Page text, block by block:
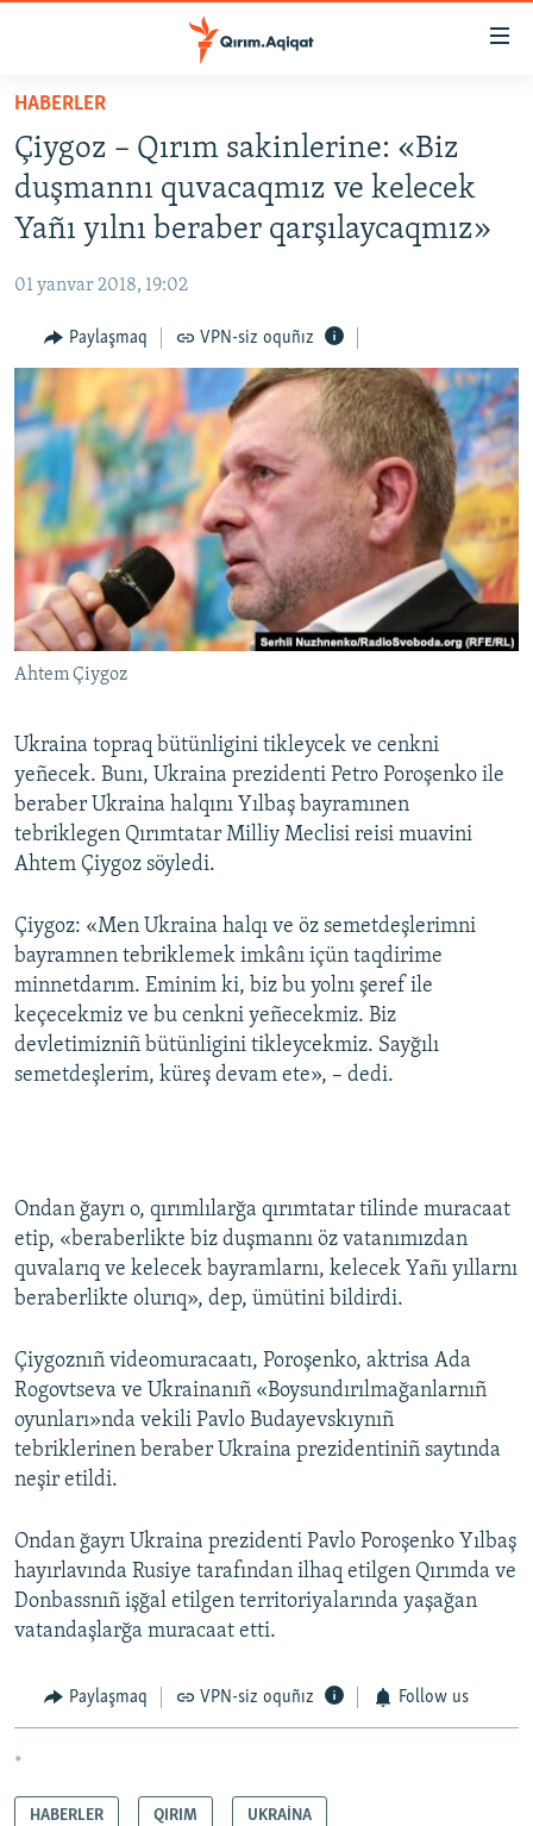
Esas
qaytmaq
Baş
navigatsiyağa
qaytmaq
Qıdıruvğa
qaytmaq
SİYASET
İQTİSADİYAT
MEDENİYET
İNSAN AQLARI
VİDEO
SÜRET
BLOGLAR
FİKİR
Русский
Українською
QOŞULIÑIZ!
RFE/RS bütün saytları
HABERLER
Çiygoz – Qırım sakinlerine: «Biz
duşmannı quvacaqmız ve kelecek
Yañı yılnı beraber qarşılaycaqmız»
01 yanvar 2018, 19:02
Paylaşmaq VPN-siz oquñız
Ahtem Çiygoz
Ukraina topraq bütünligini tikleycek ve cenkni
yeñecek. Bunı, Ukraina prezidenti Petro Poroşenko ile
beraber Ukraina halqını Yılbaş bayramınen
tebriklegen Qırımtatar Milliy Meclisi reisi muavini
Ahtem Çiygoz söyledi.
Çiygoz: «Men Ukraina halqı ve öz semetdeşlerimni
bayramnen tebriklemek imkânı içün taqdirime
minnetdarım. Eminim ki, biz bu yolnı şeref ile
keçecekmiz ve bu cenkni yeñecekmiz. Biz
devletimizniñ bütünligini tikleycekmiz. Sayğılı
semetdeşlerim, küreş devam ete», – dedi.
Ondan ğayrı o, qırımlılarğa qırımtatar tilinde muracaat
etip, «beraberlikte biz duşmannı öz vatanımızdan
quvalarıq ve kelecek bayramlarnı, kelecek Yañı yıllarnı
beraberlikte olurıq», dep, ümütini bildirdi.
Çiygoznıñ videomuracaatı, Poroşenko, aktrisa Ada
Rogovtseva ve Ukrainanıñ «Boysundırılmağanlarnıñ
oyunları»nda vekili Pavlo Budayevskıynıñ
tebriklerinen beraber Ukraina prezidentiniñ saytında
neşir etildi.
Ondan ğayrı Ukraina prezidenti Pavlo Poroşenko Yılbaş
hayırlavında Rusiye tarafından ilhaq etilgen Qırımda ve
Donbassnıñ işğal etilgen territoriyalarında yaşağan
vatandaşlarğa muracaat etti.
Paylaşmaq VPN-siz oquñız Follow us
*
HABERLER QIRIM UKRAİNA